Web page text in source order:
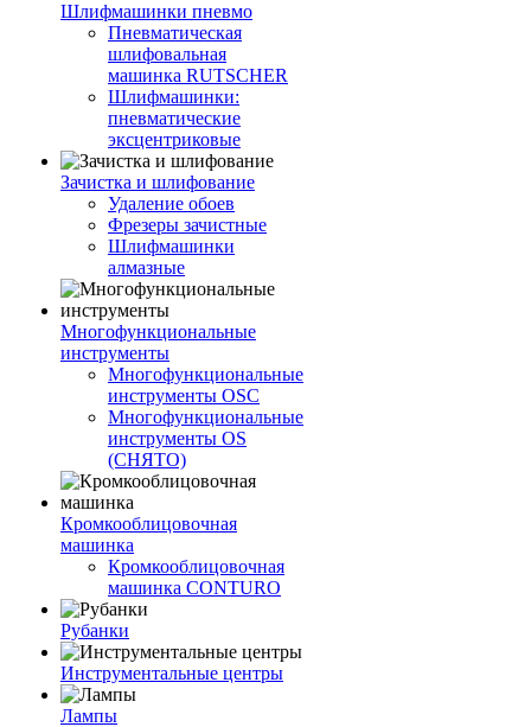
Шлифмашинки пневмо
Пневматическая
шлифовальная
машинка RUTSCHER
Шлифмашинки:
пневматические
эксцентриковые
Зачистка и шлифование
Удаление обоев
Фрезеры зачистные
Шлифмашинки
алмазные
Многофункциональные
инструменты
Многофункциональные
инструменты OSC
Многофункциональные
инструменты OS
(СНЯТО)
Кромкооблицовочная
машинка
Кромкооблицовочная
машинка CONTURO
Рубанки
Инструментальные центры
Лампы